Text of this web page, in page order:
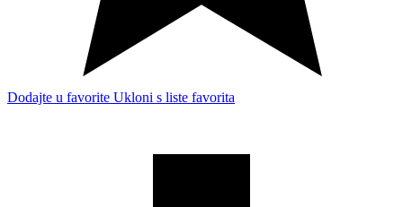
Dodajte u favorite Ukloni s liste favorita